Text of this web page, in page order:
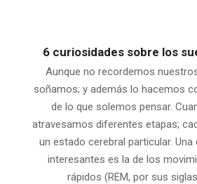
6 curiosidades sobre los
Aunque no recordemos
soñamos; y además lo hacemos
de lo que solemos pensar.
atravesamos diferentes etapas;
un estado cerebral particular.
interesantes es la de los
rápidos (REM, por sus